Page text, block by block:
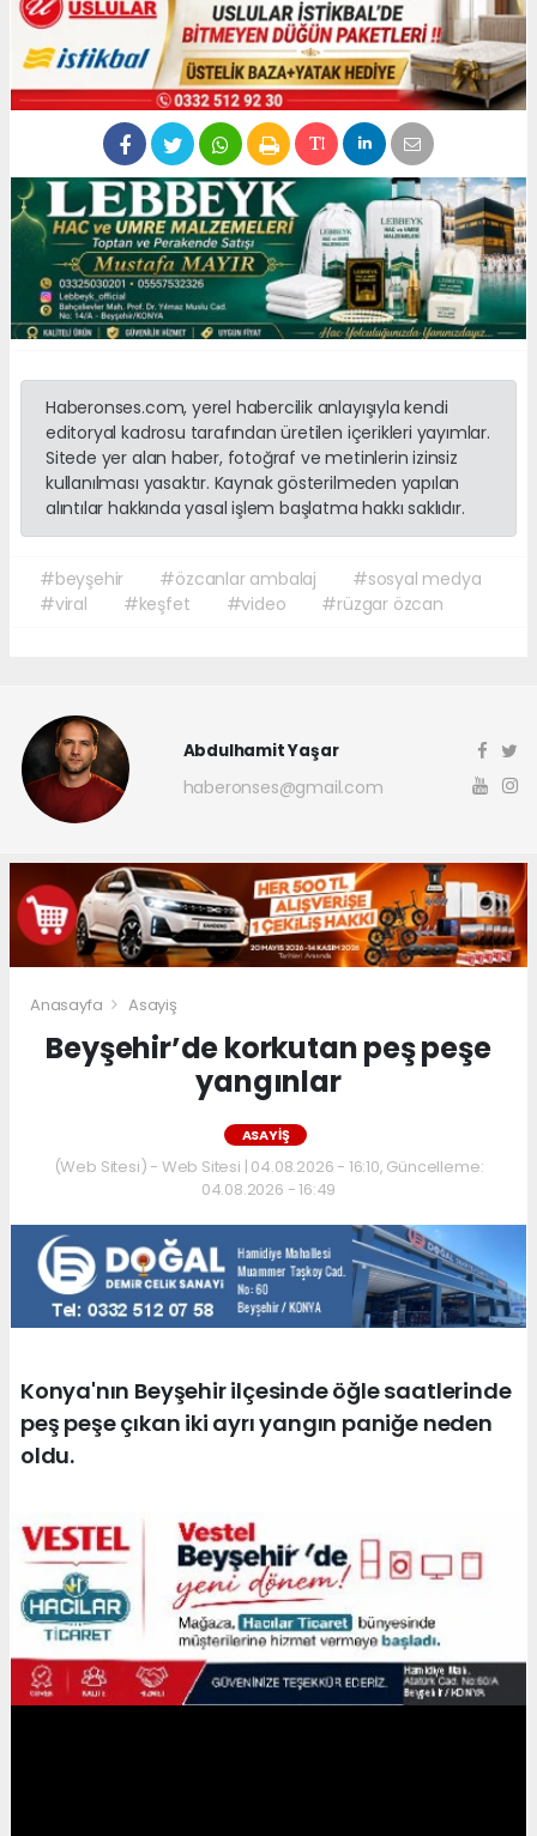
Haberonses.com, yerel habercilik anlayışıyla kendi
editoryal kadrosu tarafından üretilen içerikleri yayımlar.
Sitede yer alan haber, fotoğraf ve metinlerin izinsiz
kullanılması yasaktır. Kaynak gösterilmeden yapılan
alıntılar hakkında yasal işlem başlatma hakkı saklıdır.
#beyşehir #özcanlar ambalaj
#sosyal medya
#viral
#keşfet #video #rüzgar özcan
Abdulhamit Yaşar
haberonses@gmail.com
Anasayfa Asayiş
Beyşehir’de korkutan peş peşe
yangınlar
ASAYIŞ
(Web Sitesi) - Web Sitesi | 04.08.2026 - 16:10, Güncelleme:
04.08.2026 - 16:49
Konya'nın Beyşehir ilçesinde öğle saatlerinde
peş peşe çıkan iki ayrı yangın paniğe neden
oldu.